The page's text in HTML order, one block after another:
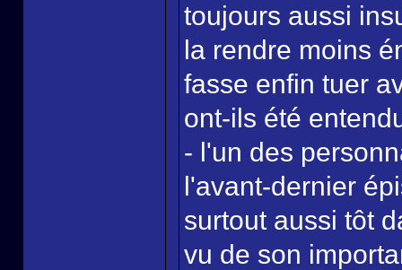
toujours aussi
la rendre moins
fasse enfin tuer
ont-ils été
- l'un des
l'avant-dernier
surtout aussi tôt
vu de son